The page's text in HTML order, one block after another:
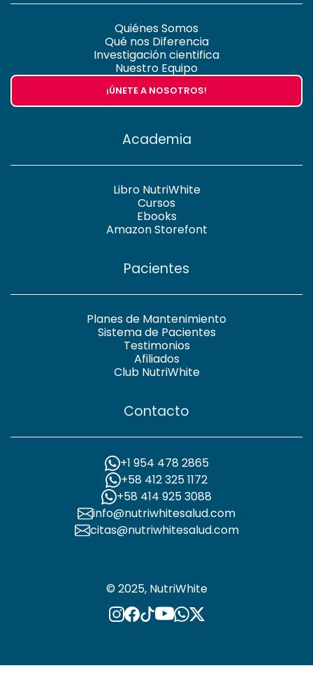
Quiénes Somos
Qué nos Diferencia
Investigación cientifica
Nuestro Equipo
¡ÚNETE A NOSOTROS!
Academia
Libro NutriWhite
Cursos
Ebooks
Amazon Storefont
Pacientes
Planes de Mantenimiento
Sistema de Pacientes
Testimonios
Afiliados
Club NutriWhite
Contacto
+1 954 478 2865
+58 412 325 1172
+58 414 925 3088
info@nutriwhitesalud.com
citas@nutriwhitesalud.com
© 2025, NutriWhite